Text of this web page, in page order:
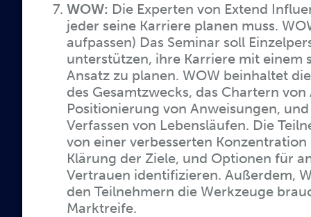
WOW: Die Experten von Extend
jeder seine Karriere planen muss.
aufpassen) Das Seminar soll
unterstützen, ihre Karriere mit einem
Ansatz zu planen. WOW beinhaltet
des Gesamtzwecks, das Chartern
Positionierung von Anweisungen,
Verfassen von Lebensläufen. Die
von einer verbesserten
Klärung der Ziele, und Optionen für
Vertrauen identifizieren. Außerdem,
den Teilnehmern die Werkzeuge
Marktreife.